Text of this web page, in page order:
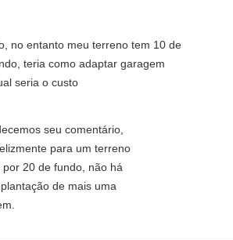
obra), sendo que alguns
exigem os projetos
sanitários. Para registrar a
que você adquira os
Elétrico,
contrate um profissional
ou arquiteto) de sua
pela sua
entrada na prefeitura a fim
no entanto meu terreno tem 10 de
teria como adaptar garagem
seria o custo
seu comentário,
para um terreno
20 de fundo, não há
de mais uma